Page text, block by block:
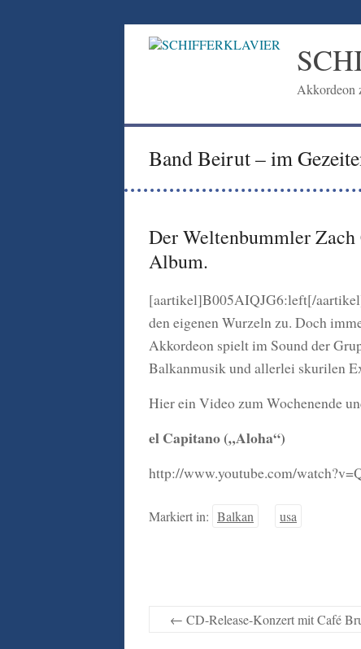
Inhalt
Akkordeon
Band Beirut – im
Der Weltenbummler
Album.
[aartikel]B005AIQJG6:left[/
den eigenen Wurzeln zu. Doch
Akkordeon spielt im Sound der
Balkanmusik und allerlei skurilen
Hier ein Video zum Wochenende
el Capitano („Aloha“)
http://www.youtube.com/
Markiert in: Balkan usa
← CD-Release-Konzert mit Café